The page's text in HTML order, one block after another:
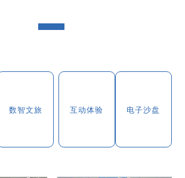
数智文旅 互动体验 电子沙盘